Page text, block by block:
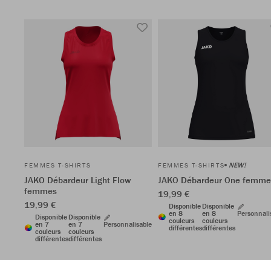
FEMMES T-SHIRTS
JAKO Débardeur Light Flow
femmes
19,99 €
Disponible
en 7
couleurs
différentes
Disponible
en 7
couleurs
différentes
Personnalisable
FEMMES T-SHIRTS NEW!
JAKO Débardeur One
19,99 €
Disponible
en 8
couleurs
différentes
Disponible
en 8
couleurs
différentes